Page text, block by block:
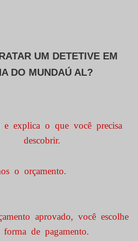
UM DETETIVE EM
DO MUNDAÚ AL?
e explica o que você precisa
descobrir.
o orçamento.
aprovado, você escolhe
forma de pagamento.